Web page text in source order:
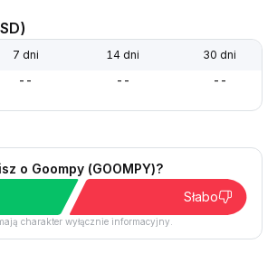
7 dni 14 dni 30 dni
-- -- --
o Goompy (GOOMPY)?
Słabo
charakter wyłącznie informacyjny.